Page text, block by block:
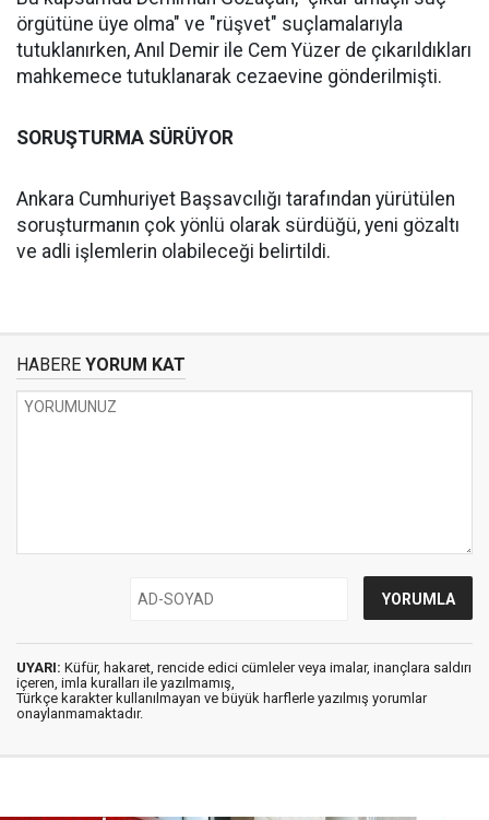
örgütüne üye olma" ve "rüşvet" suçlamalarıyla
tutuklanırken, Anıl Demir ile Cem Yüzer de çıkarıldıkları
mahkemece tutuklanarak cezaevine gönderilmişti.
SORUŞTURMA SÜRÜYOR
Ankara Cumhuriyet Başsavcılığı tarafından yürütülen
soruşturmanın çok yönlü olarak sürdüğü, yeni gözaltı
ve adli işlemlerin olabileceği belirtildi.
HABERE YORUM KAT
UYARI: Küfür, hakaret, rencide edici cümleler veya imalar, inançlara saldırı
içeren, imla kuralları ile yazılmamış,
Türkçe karakter kullanılmayan ve büyük harflerle yazılmış yorumlar
onaylanmamaktadır.